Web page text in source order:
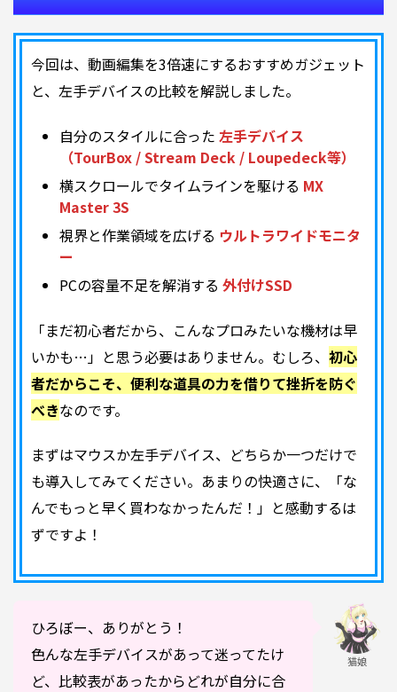
今回は、動画編集を3倍速にするおすすめガジェット
と、左手デバイスの比較を解説しました。
自分のスタイルに合った 左手デバイス
（TourBox / Stream Deck / Loupedeck等）
横スクロールでタイムラインを駆ける MX
Master 3S
視界と作業領域を広げる ウルトラワイドモニタ
ー
PCの容量不足を解消する 外付けSSD
「まだ初心者だから、こんなプロみたいな機材は早
いかも…」と思う必要はありません。むしろ、 初心
者だからこそ、便利な道具の力を借りて挫折を防ぐ
べきなのです。
まずはマウスか左手デバイス、どちらか一つだけで
も導入してみてください。あまりの快適さに、「な
んでもっと早く買わなかったんだ！」と感動するは
ずですよ！
ひろぼー、ありがとう！
色んな左手デバイスがあって迷ってたけ
ど、比較表があったからどれが自分に合
猫娘